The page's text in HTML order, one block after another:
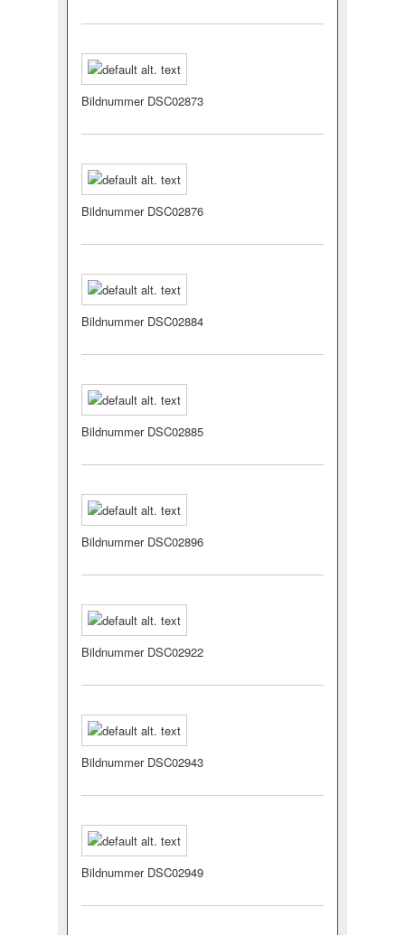
Bildnummer DSC02873
Bildnummer DSC02876
Bildnummer DSC02884
Bildnummer DSC02885
Bildnummer DSC02896
Bildnummer DSC02922
Bildnummer DSC02943
Bildnummer DSC02949